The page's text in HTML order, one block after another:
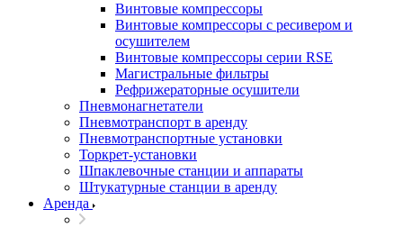
Винтовые компрессоры
Винтовые компрессоры с ресивером и
осушителем
Винтовые компрессоры серии RSE
Магистральные фильтры
Рефрижераторные осушители
Пневмонагнетатели
Пневмотранспорт в аренду
Пневмотранспортные установки
Торкрет-установки
Шпаклевочные станции и аппараты
Штукатурные станции в аренду
Аренда